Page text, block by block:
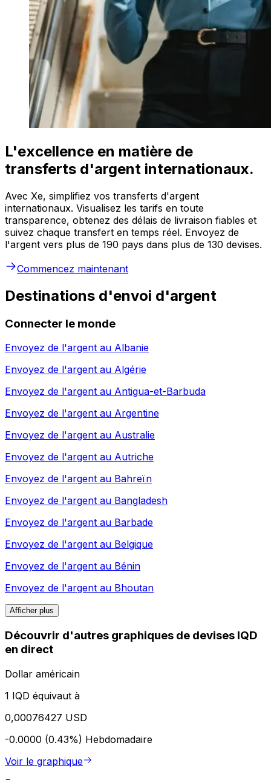
L'excellence en matière de
transferts d'argent internationaux.
Avec Xe, simplifiez vos transferts d'argent
internationaux. Visualisez les tarifs en toute
transparence, obtenez des délais de livraison fiables et
suivez chaque transfert en temps réel. Envoyez de
l'argent vers plus de 190 pays dans plus de 130 devises.
Commencez maintenant
Destinations d'envoi d'argent
Connecter le monde
Envoyez de l'argent au Albanie
Envoyez de l'argent au Algérie
Envoyez de l'argent au Antigua-et-Barbuda
Envoyez de l'argent au Argentine
Envoyez de l'argent au Australie
Envoyez de l'argent au Autriche
Envoyez de l'argent au Bahreïn
Envoyez de l'argent au Bangladesh
Envoyez de l'argent au Barbade
Envoyez de l'argent au Belgique
Envoyez de l'argent au Bénin
Envoyez de l'argent au Bhoutan
Afficher plus
Découvrir d'autres graphiques de devises IQD
en direct
Dollar américain
1 IQD équivaut à
0,00076427 USD
-0.0000 (0.43%) Hebdomadaire
Voir le graphique